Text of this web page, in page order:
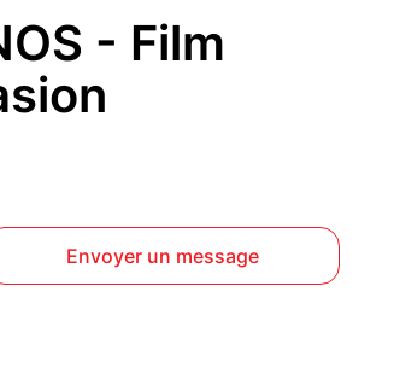
- Film
Envoyer un message